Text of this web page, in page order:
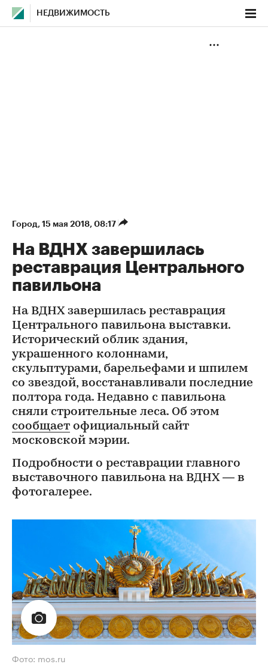
НЕДВИЖИМОСТЬ
Город⁠, 15 мая 2018, 08:17
На ВДНХ завершилась
реставрация Центрального
павильона
На ВДНХ завершилась реставрация
Центрального павильона выставки.
Исторический облик здания,
украшенного колоннами,
скульптурами, барельефами и шпилем
со звездой, восстанавливали последние
полтора года. Недавно с павильона
сняли строительные леса. Об этом
сообщает официальный сайт
московской мэрии.
Подробности о реставрации главного
выставочного павильона на ВДНХ — в
фотогалерее.
Фото: mos.ru